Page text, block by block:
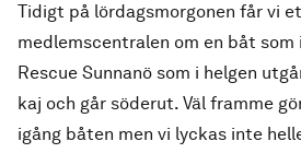
Tidigt på lördagsmorgonen får vi
medlemscentralen om en båt
Rescue Sunnanö som i helgen
kaj och går söderut. Väl framme
igång båten men vi lyckas inte